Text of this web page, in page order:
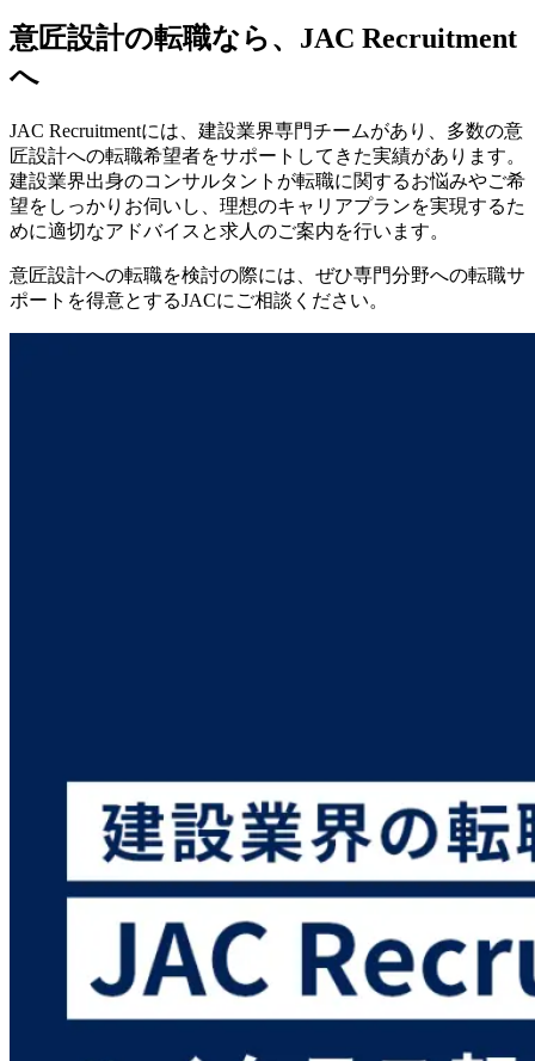
意匠設計の転職なら、JAC Recruitment
へ
JAC Recruitmentには、建設業界専門チームがあり、多数の意
匠設計への転職希望者をサポートしてきた実績があります。
建設業界出身のコンサルタントが転職に関するお悩みやご希
望をしっかりお伺いし、理想のキャリアプランを実現するた
めに適切なアドバイスと求人のご案内を行います。
意匠設計への転職を検討の際には、ぜひ専門分野への転職サ
ポートを得意とするJACにご相談ください。